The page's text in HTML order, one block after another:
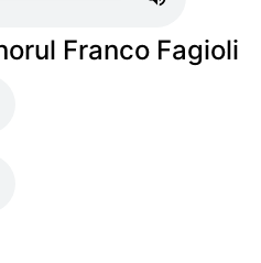
Franco Fagioli